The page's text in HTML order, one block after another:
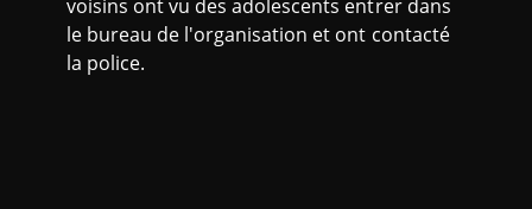
voisins ont vu des adolescents entrer dans
le bureau de l'organisation et ont contacté
la police.